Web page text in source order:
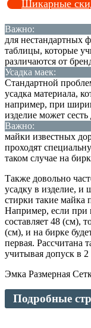
Шикарные
Важно:
для нестандартных
таблицы, которые
различаются от
Усадка маек:
Стандартной
усадка материала,
например, при
изделие может
Важно:
майки известных
проходят
таком случае на
Также довольно
усадку в изделие, и
стирки такие майка
Например, если при
составляет 48 (см),
(см), и на бирке
первая. Рассчитана
учитывая допуск в
Эмка Размерная
Подробные